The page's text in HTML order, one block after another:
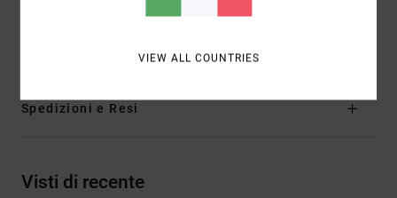
[Tessuto principale] 100% cotone
Spedizioni e Resi
Visti di recente
VIEW ALL COUNTRIES